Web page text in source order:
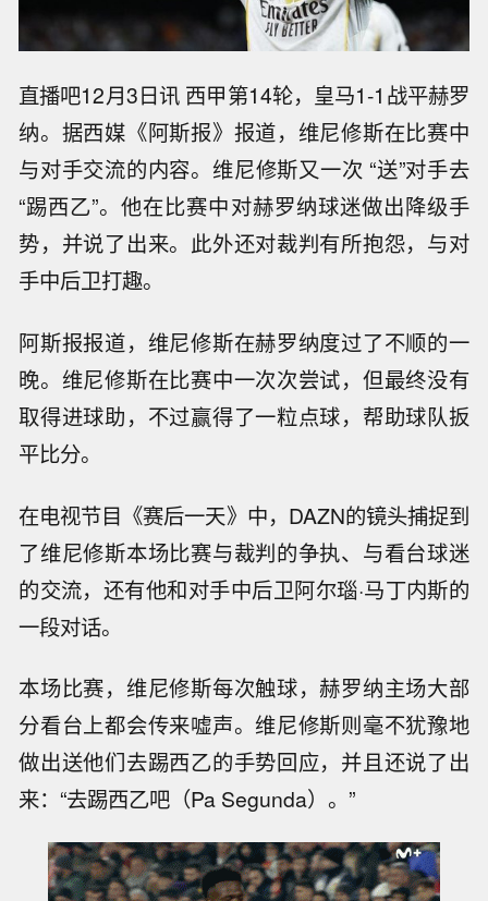
直播吧12月3日讯 西甲第14轮，皇马1-1战平赫罗
纳。据西媒《阿斯报》报道，维尼修斯在比赛中
与对手交流的内容。维尼修斯又一次 “送”对手去
“踢西乙”。他在比赛中对赫罗纳球迷做出降级手
势，并说了出来。此外还对裁判有所抱怨，与对
手中后卫打趣。
阿斯报报道，维尼修斯在赫罗纳度过了不顺的一
晚。维尼修斯在比赛中一次次尝试，但最终没有
取得进球助，不过赢得了一粒点球，帮助球队扳
平比分。
在电视节目《赛后一天》中，DAZN的镜头捕捉到
了维尼修斯本场比赛与裁判的争执、与看台球迷
的交流，还有他和对手中后卫阿尔瑙·马丁内斯的
一段对话。
本场比赛，维尼修斯每次触球，赫罗纳主场大部
分看台上都会传来嘘声。维尼修斯则毫不犹豫地
做出送他们去踢西乙的手势回应，并且还说了出
来：“去踢西乙吧（Pa Segunda）。”